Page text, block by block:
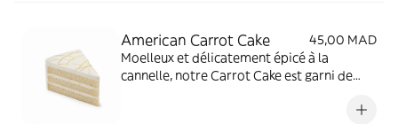
American Carrot Cake
45,00 MAD
Moelleux et délicatement épicé à la
cannelle, notre Carrot Cake est garni de